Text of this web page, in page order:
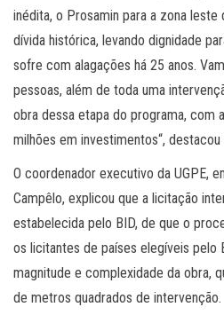
inédita, o Prosamin para a zona leste
dívida histórica, levando dignidade
sofre com alagações há 25 anos.
pessoas, além de toda uma
obra dessa etapa do programa, com
milhões em investimentos“, destacou
O coordenador executivo da UGPE,
Campêlo, explicou que a licitação
estabelecida pelo BID, de que o
os licitantes de países elegíveis pelo
magnitude e complexidade da obra,
de metros quadrados de intervenção.